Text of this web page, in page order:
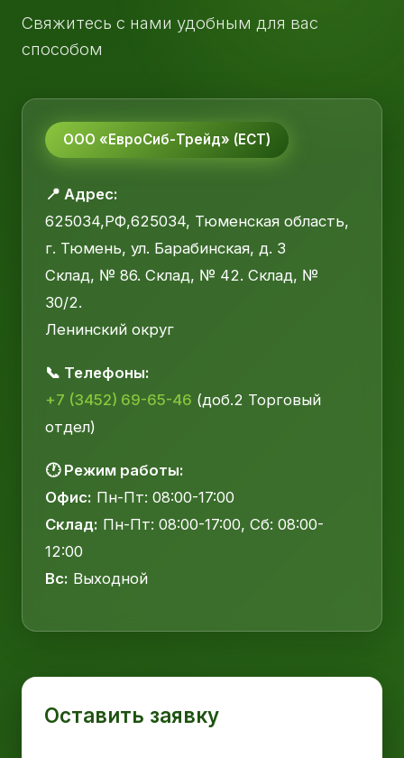
Свяжитесь с нами удобным для вас
способом
ООО «ЕвроСиб-Трейд» (ЕСТ)
📍 Адрес:
625034,РФ,625034, Тюменская область,
г. Тюмень, ул. Барабинская, д. 3
Склад, № 86. Склад, № 42. Склад, №
30/2.
Ленинский округ
📞 Телефоны:
+7 (3452) 69-65-46 (доб.2 Торговый
отдел)
🕐 Режим работы:
Офис: Пн-Пт: 08:00-17:00
Склад: Пн-Пт: 08:00-17:00, Сб: 08:00-
12:00
Вс: Выходной
Оставить заявку